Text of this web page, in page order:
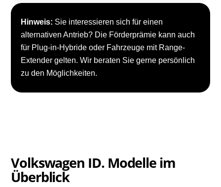
Hinweis: Sie interessieren sich für einen
alternativen Antrieb? Die Förderprämie kann auch
für Plug-in-Hybride oder Fahrzeuge mit Range-
Extender gelten. Wir beraten Sie gerne persönlich
zu den Möglichkeiten.
Volkswagen ID. Modelle im
Überblick